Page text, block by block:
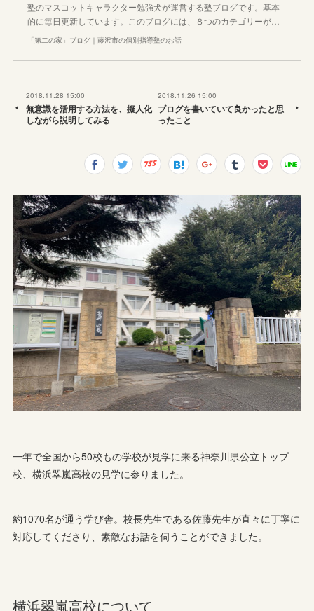
塾のマスコットキャラクター勉強犬が運営する塾ブログです。基本
的に毎日更新しています。このブログには、８つのカテゴリーが…
「第二の家」ブログ｜藤沢市の個別指導塾のお話
2018.11.28 15:00
無意識を活用する方法を、擬人化
しながら説明してみる
2018.11.26 15:00
ブログを書いていて良かったと思
ったこと
一年で全国から50校もの学校が見学に来る神奈川県公立トップ
校、横浜翠嵐高校の見学に参りました。
約1070名が通う学び舎。校長先生である佐藤先生が直々に丁寧に
対応してくださり、素敵なお話を伺うことができました。
横浜翠嵐高校について